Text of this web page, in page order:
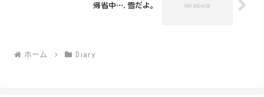
帰省中….雪だよ。
ホーム Diary